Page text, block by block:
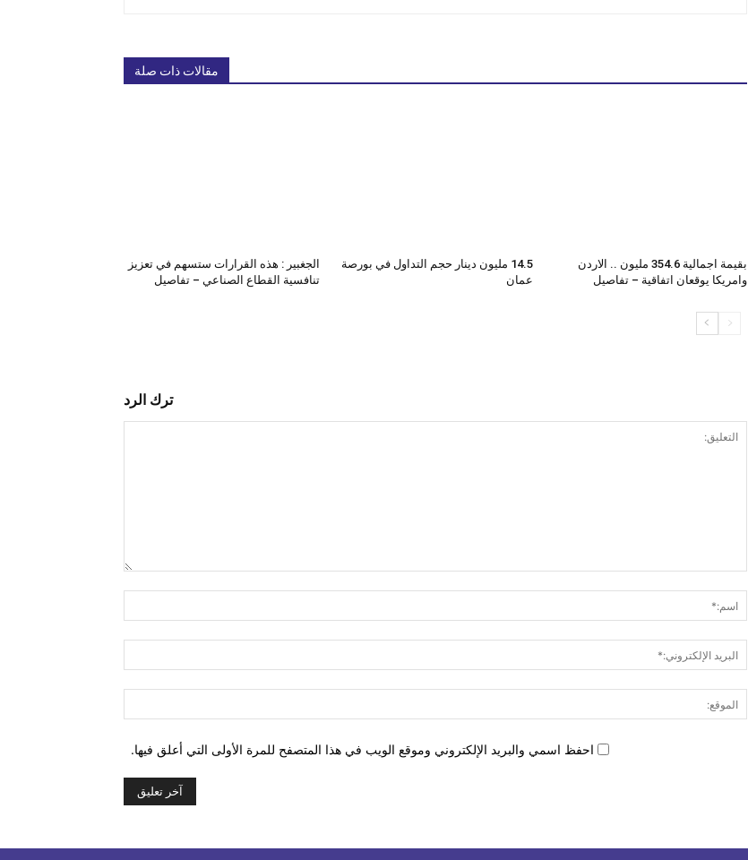
مقالات ذات صلة
بقيمة اجمالية 354.6 مليون .. الاردن
وامريكا يوقعان اتفاقية – تفاصيل
14.5 مليون دينار حجم التداول في بورصة
عمان
الجغبير : هذه القرارات ستسهم في تعزيز
تنافسية القطاع الصناعي – تفاصيل
ترك الرد
الإلكتروني:*
احفظ اسمي والبريد الإلكتروني وموقع الويب في هذا المتصفح للمرة الأولى التي أعلق فيها.